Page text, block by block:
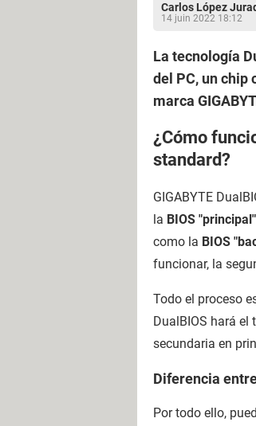
Carlos López
14 juin 2022 18:12
La tecnología
del PC, un chip
marca
¿Cómo
standard?
GIGABYTE
la BIOS
como la BIOS
funcionar, la
Todo el proceso
DualBIOS hará el
secundaria en
Diferencia
Por todo ello,